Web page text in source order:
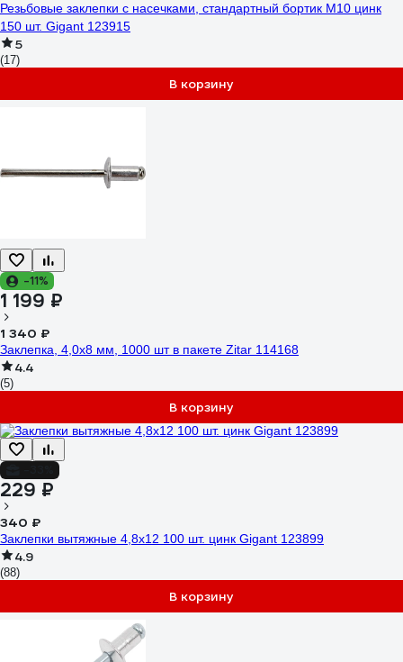
Резьбовые заклепки с насечками, стандартный бортик М10 цинк
150 шт. Gigant 123915
5
(17)
В корзину
-11%
1 199 ₽
1 340 ₽
Заклепка, 4,0x8 мм, 1000 шт в пакете Zitar 114168
4.4
(5)
В корзину
229 ₽
340 ₽
Заклепки вытяжные 4,8x12 100 шт. цинк Gigant 123899
4.9
(88)
В корзину